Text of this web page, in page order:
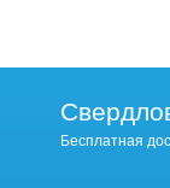
Бесплатная